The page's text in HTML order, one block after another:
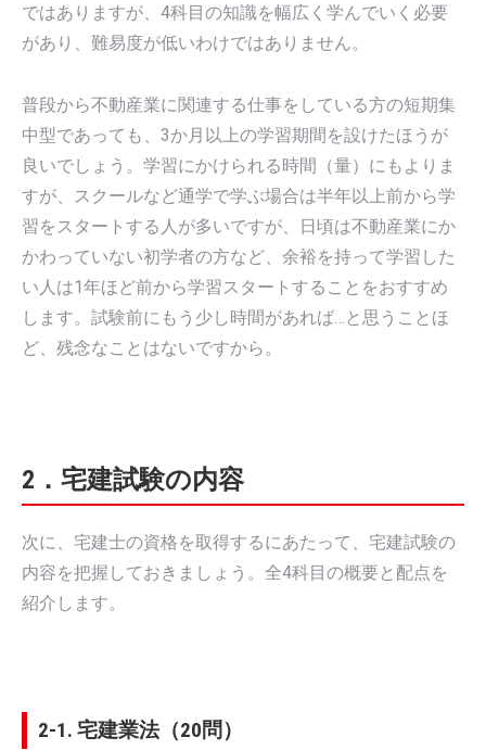
ではありますが、4科目の知識を幅広く学んでいく必要
があり、難易度が低いわけではありません。
普段から不動産業に関連する仕事をしている方の短期集
中型であっても、3か月以上の学習期間を設けたほうが
良いでしょう。学習にかけられる時間（量）にもよりま
すが、スクールなど通学で学ぶ場合は半年以上前から学
習をスタートする人が多いですが、日頃は不動産業にか
かわっていない初学者の方など、余裕を持って学習した
い人は1年ほど前から学習スタートすることをおすすめ
します。試験前にもう少し時間があれば…と思うことほ
ど、残念なことはないですから。
2．宅建試験の内容
次に、宅建士の資格を取得するにあたって、宅建試験の
内容を把握しておきましょう。全4科目の概要と配点を
紹介します。
2-1. 宅建業法（20問）